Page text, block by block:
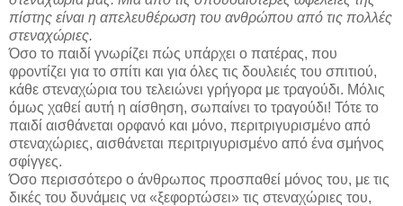
πίστης είναι η απελευθέρωση του ανθρώπου από τις πολλές
στεναχώριες.
Όσο το παιδί γνωρίζει πώς υπάρχει ο πατέρας, που
φροντίζει για το σπίτι και για όλες τις δουλειές του σπιτιού,
κάθε στεναχώρια του τελειώνει γρήγορα με τραγούδι. Μόλις
όμως χαθεί αυτή η αίσθηση, σωπαίνει το τραγούδι! Τότε το
παιδί αισθάνεται ορφανό και μόνο, περιτριγυρισμένο από
στεναχώριες, αισθάνεται περιτριγυρισμένο από ένα σμήνος
σφίγγες.
Όσο περισσότερο ο άνθρωπος προσπαθεί μόνος του, με τις
δικές του δυνάμεις να «ξεφορτώσει» τις στεναχώριες του,